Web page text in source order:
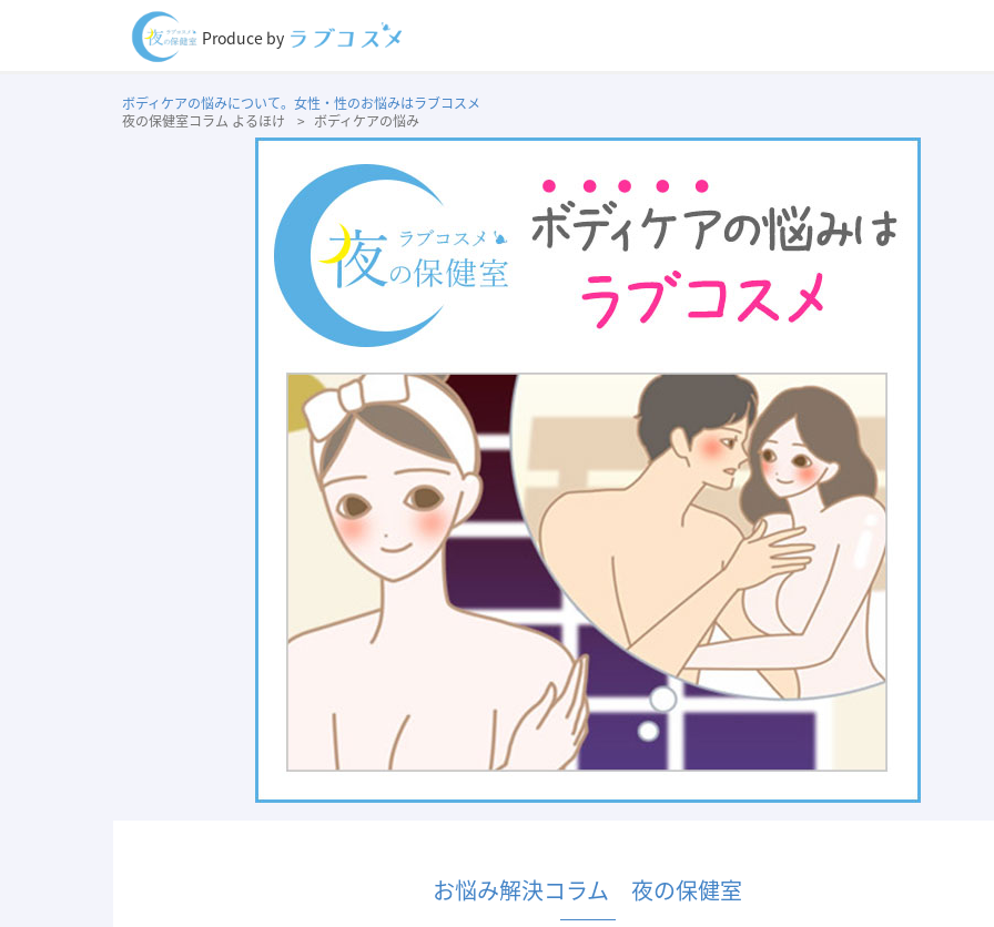
Produce by
ボディケアの悩みについて。女性・性のお悩みはラブコスメ
夜の保健室コラム よるほけ
ボディケアの悩み
お悩み解決コラム 夜の保健室